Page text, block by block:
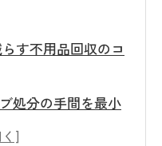
す不用品回収のコ
処分の手間を最小